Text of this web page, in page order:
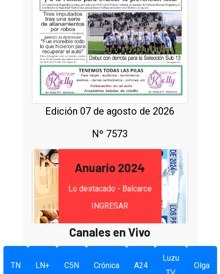
Edición 07 de agosto de 2026
Nº 7573
Anuario 2024
Lo destacado - Balcarce
INGRESAR
Canales en Vivo
TN LN+ C5N Crónica A24
Luzu
Olga